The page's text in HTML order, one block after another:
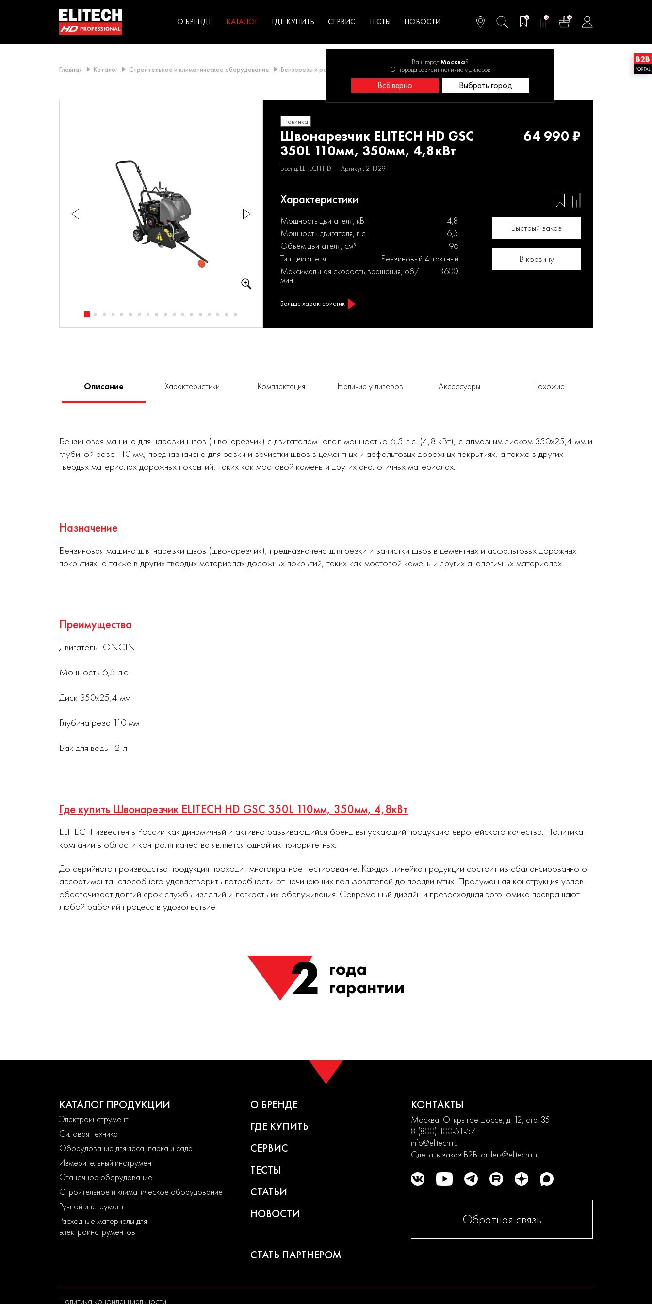
О БРЕНДЕ КАТАЛОГ садоводства
ГДЕ КУПИТЬ СЕРВИС ТЕСТЫ НОВОСТИ 0 0 0
Ваш городМосква?
От города зависит наличие у дилеров
Всё верно Выбрать город
Главная Каталог Строительное и климатическое оборудование Бензорезы и резчики Швонарезчик ELITECH HD GSC 350L 110мм, 350мм, 4,8кВт
Новинка
Швонарезчик ELITECH HD GSC
350L 110мм, 350мм, 4,8кВт
Бренд: ELITECH HD Артикул: 211329
64 990 ₽
Характеристики
Мощность двигателя, кВт
4,8
Мощность двигателя, л.с.
6,5
Объем двигателя, см³
196
Тип двигателя
Бензиновый 4-тактный
Максимальная скорость вращения, об/
мин
3600
Больше характеристик
Быстрый заказ
В корзину
Описание Характеристики Комплектация Наличие у дилеров Аксессуары Похожие
Бензиновая машина для нарезки швов (швонарезчик) с двигателем Loncin мощностью 6,5 л.с. (4,8 кВт), с алмазным диском 350х25,4 мм и
глубиной реза 110 мм, предназначена для резки и зачистки швов в цементных и асфальтовых дорожных покрытиях, а также в других
твердых материалах дорожных покрытий, таких как мостовой камень и других аналогичных материалах.
Назначение
Бензиновая машина для нарезки швов (швонарезчик), предназначена для резки и зачистки швов в цементных и асфальтовых дорожных
покрытиях, а также в других твердых материалах дорожных покрытий, таких как мостовой камень и других аналогичных материалах.
Преимущества
Двигатель LONCIN
Мощность 6,5 л.с.
Диск 350х25,4 мм
Глубина реза 110 мм
Бак для воды 12 л
Где купить Швонарезчик ELITECH HD GSC 350L 110мм, 350мм, 4,8кВт
ELITECH известен в России как динамичный и активно развивающийся бренд выпускающий продукцию европейского качества. Политика
компании в области контроля качества является одной их приоритетных.
До серийного производства продукция проходит многократное тестирование. Каждая линейка продукции состоит из сбалансированного
ассортимента, способного удовлетворить потребности от начинающих пользователей до продвинутых. Продуманная конструкция узлов
обеспечивает долгий срок службы изделий и легкость их обслуживания. Современный дизайн и превосходная эргономика превращают
любой рабочий процесс в удовольствие.
2 года
гарантии
КАТАЛОГ ПРОДУКЦИИ
Электроинструмент
Силовая техника
Оборудование для леса, парка и сада
Измерительный инструмент
Станочное оборудование
Строительное и климатическое оборудование
Ручной инструмент
Расходные материалы для
электроинструментов
О БРЕНДЕ
ГДЕ КУПИТЬ
СЕРВИС
ТЕСТЫ
СТАТЬИ
НОВОСТИ
СТАТЬ ПАРТНЕРОМ
КОНТАКТЫ
Москва, Открытое шоссе, д. 12, стр. 35
8 (800) 100-51-57
info@elitech.ru
Сделать заказ B2B: orders@elitech.ru
Обратная связь
Политика конфиденциальности